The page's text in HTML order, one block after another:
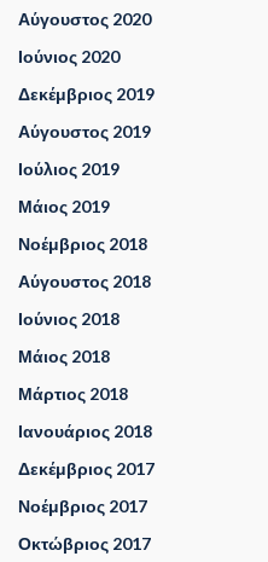
Αύγουστος 2020
Ιούνιος 2020
Δεκέμβριος 2019
Αύγουστος 2019
Ιούλιος 2019
Μάιος 2019
Νοέμβριος 2018
Αύγουστος 2018
Ιούνιος 2018
Μάιος 2018
Μάρτιος 2018
Ιανουάριος 2018
Δεκέμβριος 2017
Νοέμβριος 2017
Οκτώβριος 2017